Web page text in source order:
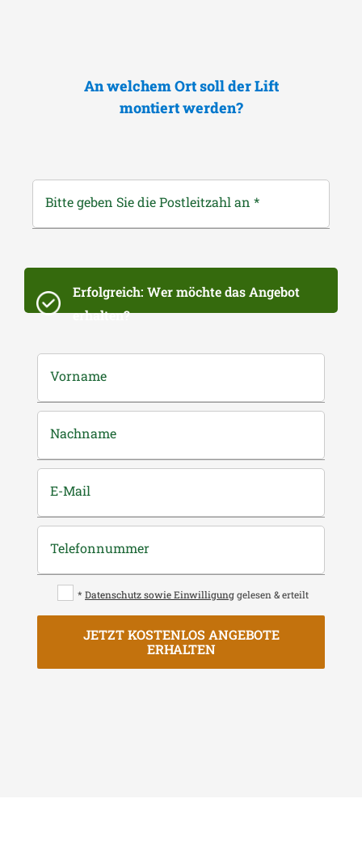
An welchem Ort soll der Lift
montiert werden?
Bitte geben Sie die Postleitzahl an *
Erfolgreich: Wer möchte das Angebot
erhalten?
Vorname
Nachname
E-Mail
Telefonnummer
* Datenschutz sowie Einwilligung gelesen & erteilt
JETZT KOSTENLOS ANGEBOTE
ERHALTEN